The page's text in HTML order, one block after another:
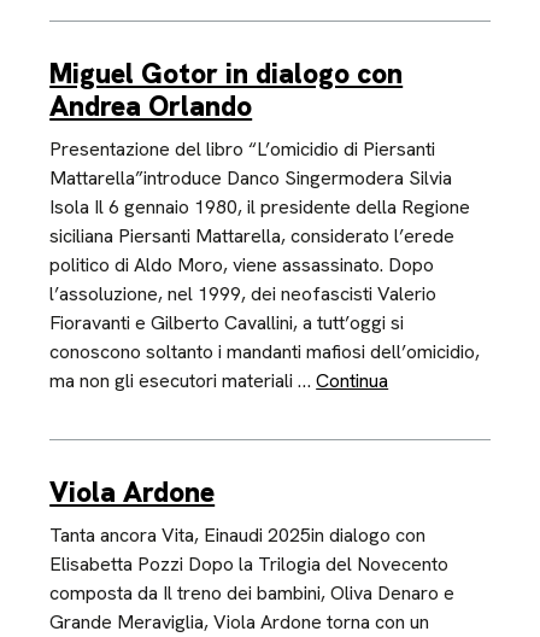
Miguel Gotor in dialogo con
Andrea Orlando
Presentazione del libro “L’omicidio di Piersanti
Mattarella”introduce Danco Singermodera Silvia
Isola Il 6 gennaio 1980, il presidente della Regione
siciliana Piersanti Mattarella, considerato l’erede
politico di Aldo Moro, viene assassinato. Dopo
l’assoluzione, nel 1999, dei neofascisti Valerio
Fioravanti e Gilberto Cavallini, a tutt’oggi si
conoscono soltanto i mandanti mafiosi dell’omicidio,
ma non gli esecutori materiali …Continua
Viola Ardone
Tanta ancora Vita, Einaudi 2025in dialogo con
Elisabetta Pozzi Dopo la Trilogia del Novecento
composta da Il treno dei bambini, Oliva Denaro e
Grande Meraviglia, Viola Ardone torna con un